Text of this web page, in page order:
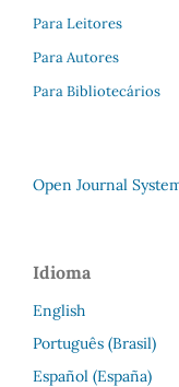
Para Leitores
Para Autores
Para Bibliotecários
Open Journal
Idioma
English
Português (Brasil)
Español (España)